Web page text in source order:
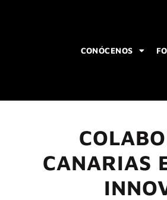
CONÓCENOS
CANARIAS